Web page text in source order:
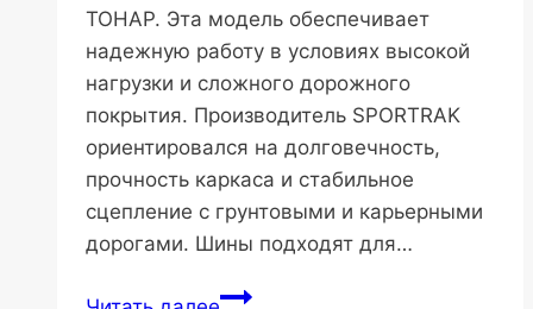
ТОНАР. Эта модель обеспечивает
надежную работу в условиях высокой
нагрузки и сложного дорожного
покрытия. Производитель SPORTRAK
ориентировался на долговечность,
прочность каркаса и стабильное
сцепление с грунтовыми и карьерными
дорогами. Шины подходят для…
SPORTRAK